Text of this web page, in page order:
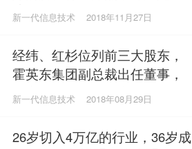
路？
新一代信息技术 2018年11月27日
经纬、红杉位列前三大股东，
霍英东集团副总裁出任董事，
这家公司要赴港上市了
新一代信息技术 2018年08月29日
26岁切入4万亿的行业，36岁成